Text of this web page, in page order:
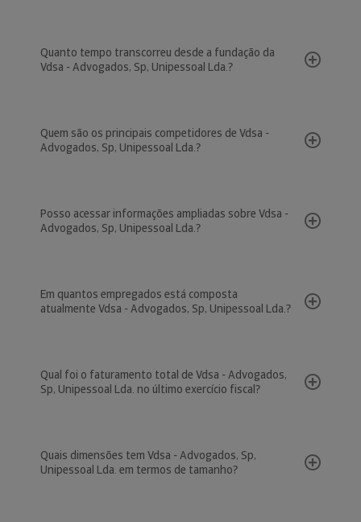
Quanto tempo transcorreu desde a fundação da
Vdsa - Advogados, Sp, Unipessoal Lda.?
Quem são os principais competidores de Vdsa -
Advogados, Sp, Unipessoal Lda.?
Posso acessar informações ampliadas sobre Vdsa -
Advogados, Sp, Unipessoal Lda.?
Em quantos empregados está composta
atualmente Vdsa - Advogados, Sp, Unipessoal Lda.?
Qual foi o faturamento total de Vdsa - Advogados,
Sp, Unipessoal Lda. no último exercício fiscal?
Quais dimensões tem Vdsa - Advogados, Sp,
Unipessoal Lda. em termos de tamanho?